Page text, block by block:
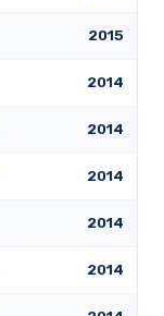
2015
2014
2014
2014
2014
2014